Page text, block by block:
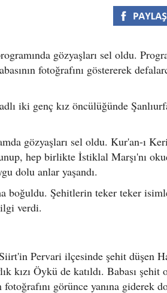
gözyaşları sel oldu.
fotoğrafını göstererek
iki genç kız öncülüğünde
gözyaşları sel oldu. Kur'an-ı
hep birlikte İstiklal Marşı'nı
dolu anlar yaşandı.
boğuldu. Şehitlerin teker teker
verdi.
Pervari ilçesinde şehit düşen
kızı Öykü de katıldı. Babası şehit
fotoğrafını görünce yanına giderek